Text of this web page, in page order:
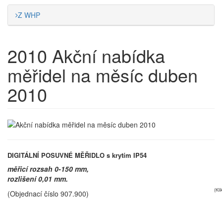
Z WHP
2010 Akční nabídka
měřidel na měsíc duben
2010
DIGITÁLNÍ POSUVNÉ MĚŘIDLO s krytím IP54
měřicí rozsah 0-150 mm,
rozlišení 0,01 mm.
(Objednací číslo 907.900)